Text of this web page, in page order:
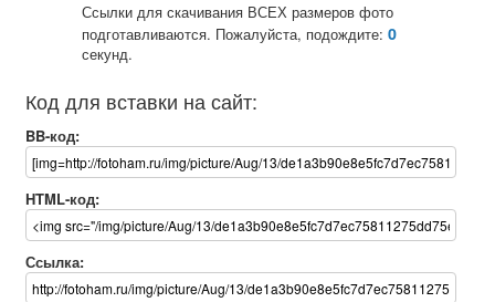
Ссылки для скачивания ВСЕХ размеров фото
подготавливаются. Пожалуйста, подождите: 0
секунд.
Код для вставки на сайт:
BB-код:
HTML-код:
Ссылка: